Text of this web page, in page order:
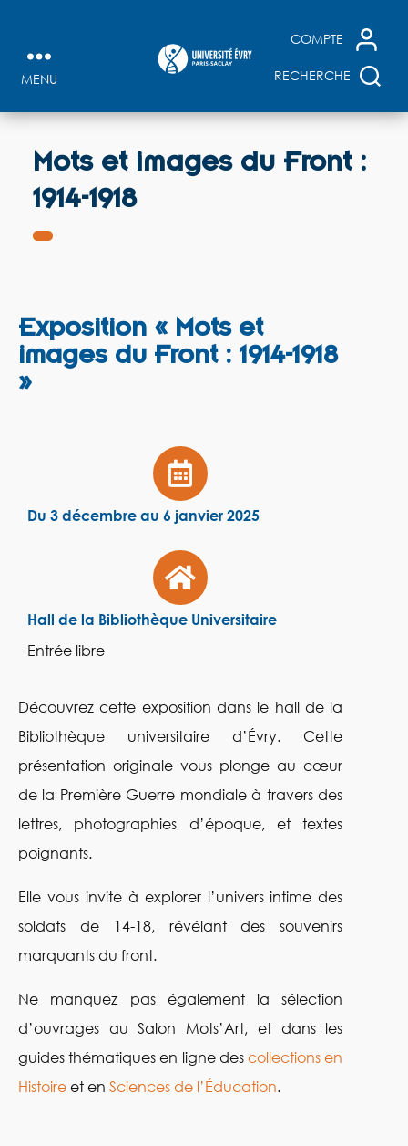
MENU
COMPTE
RECHERCHE
+ Accès au Sudoc
Mots et images du Front :
1914-1918
Exposition « Mots et
images du Front : 1914-1918
»
Du 3 décembre au 6 janvier 2025
Hall de la Bibliothèque Universitaire
Entrée libre
Découvrez cette exposition dans le hall de la
Bibliothèque universitaire d’Évry. Cette
présentation originale vous plonge au cœur
de la Première Guerre mondiale à travers des
lettres, photographies d’époque, et textes
poignants.
Elle vous invite à explorer l’univers intime des
soldats de 14-18, révélant des souvenirs
marquants du front.
Ne manquez pas également la sélection
d’ouvrages au Salon Mots’Art, et dans les
guides thématiques en ligne descollections en
Histoire et en Sciences de l’Éducation.